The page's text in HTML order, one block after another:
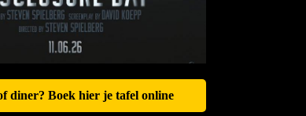
diner? Boek hier je tafel online